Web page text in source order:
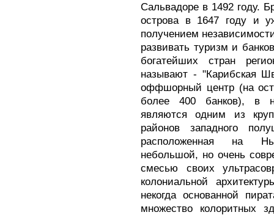
Сальвадоре в 1492 году.
острова в 1647 году и
получением
развивать туризм и
богатейших стран
называют - "Карибская
оффшорный центр (на
более 400 банков), в
являются одним из
районов западного
расположенная на
небольшой, но очень
смесью своих
колониальной
некогда основанной
множество колоритных